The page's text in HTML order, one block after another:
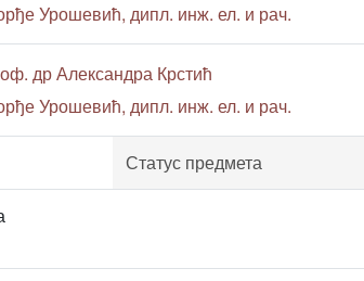
Урошевић, дипл. инж. ел. и рач.
др Александра Крстић
Урошевић, дипл. инж. ел. и рач.
Статус предмета